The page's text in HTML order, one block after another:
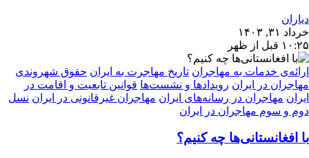
دیاران
خرداد ۳۱, ۱۴۰۳
۱۰:۲۵ قبل از ظهر
ارائه‌ی خدمات به مهاجران تاریخ مهاجرت به ایران حقوق شهروندی
مهاجران در ایران رویدادها و نشست‌ها قوانین تابعیت و اقامت در
ایران مهاجران در رسانه‌های ایران مهاجران غیرقانونی در ایران نسل
دوم و سوم مهاجران در ایران
با افغانستانی‌ها چه کنیم؟